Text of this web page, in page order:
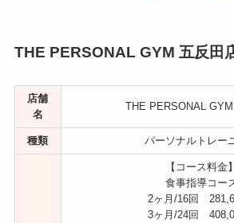
THE PERSONAL GYM 五反田
店舗
名
THE PERSONAL
種類 パーソナルトレー
【コース料金】
食事指導コー
2ヶ月/16回
3ヶ月/24回